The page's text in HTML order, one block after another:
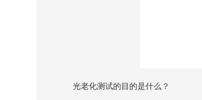
光老化测试的目的是什么？